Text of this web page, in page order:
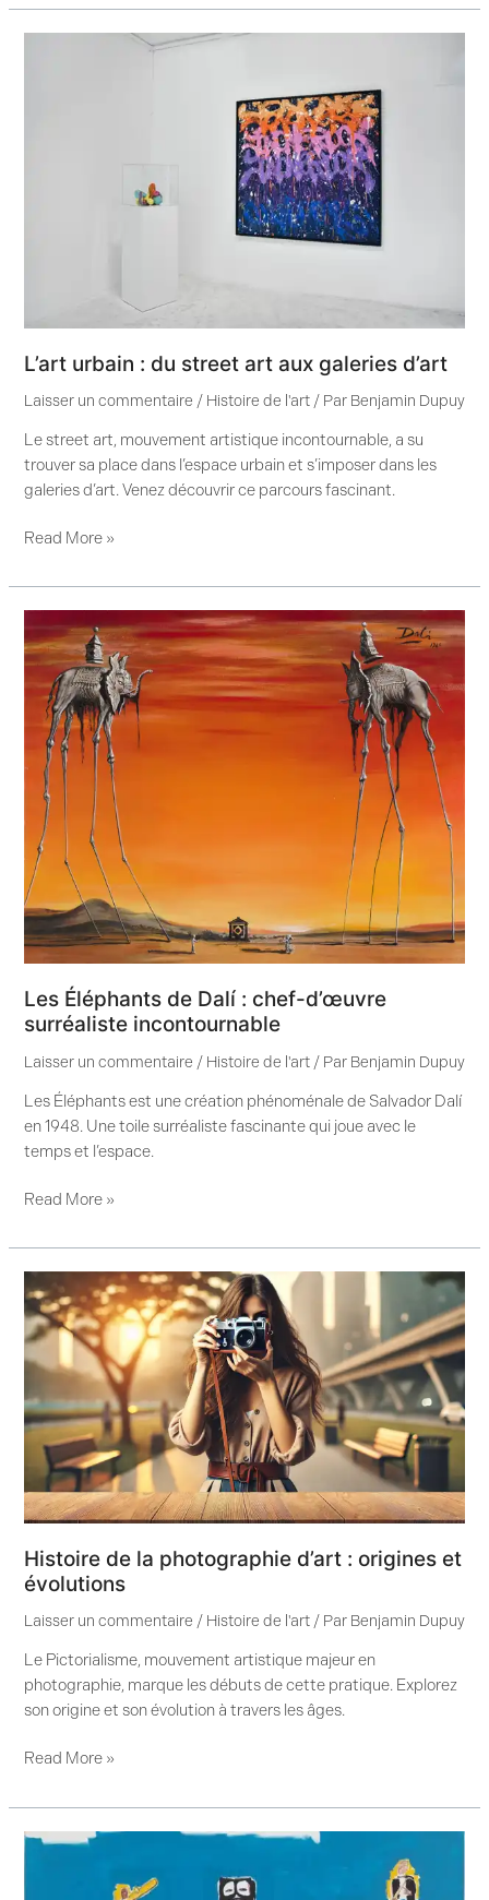
L’art urbain : du street art aux galeries d’art
Laisser un commentaire / Histoire de l'art/ Par Benjamin Dupuy
Le street art, mouvement artistique incontournable, a su
trouver sa place dans l’espace urbain et s’imposer dans les
galeries d’art. Venez découvrir ce parcours fascinant.
Read More »
Les Éléphants de Dalí : chef-d’œuvre
surréaliste incontournable
Laisser un commentaire / Histoire de l'art/ Par Benjamin Dupuy
Les Éléphants est une création phénoménale de Salvador Dalí
en 1948. Une toile surréaliste fascinante qui joue avec le
temps et l’espace.
Éléphants
de
Dalí
chef-
d’œuvre
surréaliste
incontournable
Read More »
Histoire de la photographie d’art : origines et
évolutions
Laisser un commentaire / Histoire de l'art/ Par Benjamin Dupuy
Le Pictorialisme, mouvement artistique majeur en
photographie, marque les débuts de cette pratique. Explorez
son origine et son évolution à travers les âges.
Histoire
de
la
photographie
:
origines
évolutions
Read More »
Basquiat